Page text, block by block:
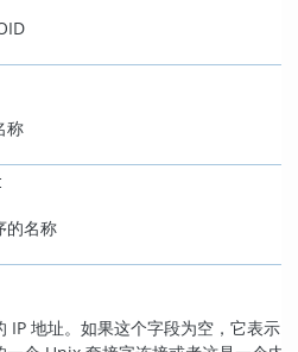
称
的名称
IP 地址。如果这个字段为空，它表示